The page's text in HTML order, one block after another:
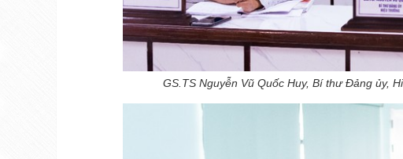
GS.TS Nguyễn Vũ Quốc Huy, Bí thư Đảng ủy,